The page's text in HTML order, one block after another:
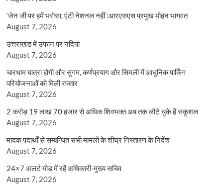
‘जेन जी पर हमें भरोसा, एंटी नेशनल नहीं :आरएसएस प्रमुख मोहन भागवत
August 7, 2026
उत्तराखंड में उफान पर नदियां
August 7, 2026
चारधाम यात्रा होगी और सुगम, कर्णप्रयाग और सिमली में आधुनिक पार्किंग
परियोजनाओं को मिली रफ्तार
August 7, 2026
2 करोड़ 19 लाख 70 हजार से अधिक शिवभक्त अब तक लौटे चुके हैं सकुशल
August 7, 2026
मादक पदार्थों से सम्बन्धित सभी मामलों के शीघ्र निस्तारण के निर्देश
August 7, 2026
24×7 अलर्ट मोड में रहें अधिकारी-मुख्य सचिव
August 7, 2026